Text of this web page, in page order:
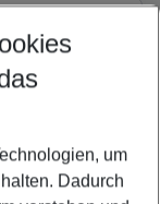
um
Dadurch